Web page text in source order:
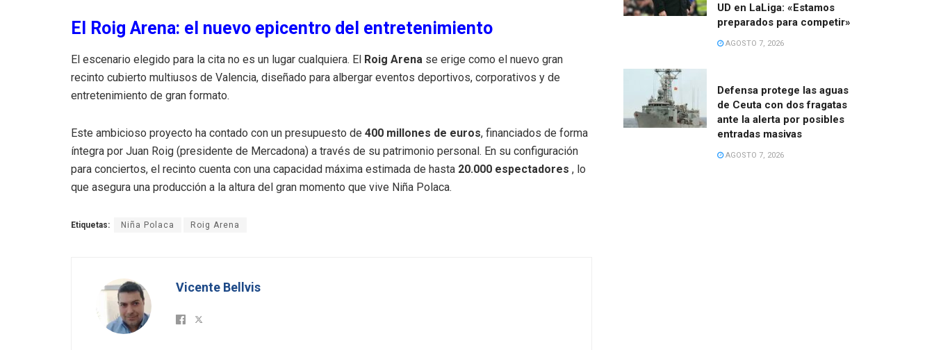
El Roig Arena: el nuevo epicentro del entretenimiento
El escenario elegido para la cita no es un lugar cualquiera. El Roig Arena se erige como el nuevo gran
recinto cubierto multiusos de Valencia, diseñado para albergar eventos deportivos, corporativos y de
entretenimiento de gran formato.
Este ambicioso proyecto ha contado con un presupuesto de 400 millones de euros, financiados de forma
íntegra por Juan Roig (presidente de Mercadona) a través de su patrimonio personal. En su configuración
para conciertos, el recinto cuenta con una capacidad máxima estimada de hasta 20.000 espectadores , lo
que asegura una producción a la altura del gran momento que vive Niña Polaca.
Etiquetas: Niña Polaca Roig Arena
Vicente Bellvis
UD en LaLiga: «Estamos
preparados para competir»
AGOSTO 7, 2026
Defensa protege las aguas
de Ceuta con dos fragatas
ante la alerta por posibles
entradas masivas
AGOSTO 7, 2026